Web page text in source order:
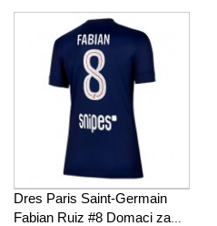
Dres Paris Saint-Germain
Fabian Ruiz #8 Domaci za